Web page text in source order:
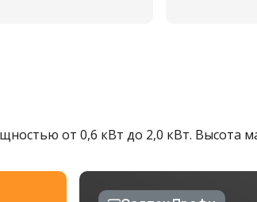
от 0,6 кВт до 2,0 кВт. Высота